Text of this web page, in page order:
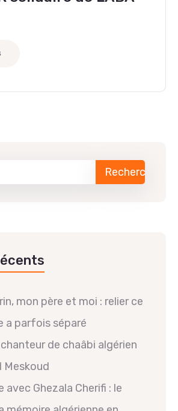
mon père et moi : relier ce
a parfois séparé
de chaâbi algérien
Meskoud
avec Ghezala Cherifi : le